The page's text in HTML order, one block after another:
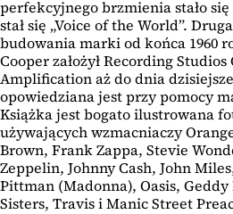
perfekcyjnego brzmienia stało
stał się „Voice of the World”.
budowania marki od końca 1960
Cooper założył Recording
Amplification aż do dnia
opowiedziana jest przy pomocy
Książka jest bogato ilustrowana
używających wzmacniaczy
Brown, Frank Zappa, Stevie
Zeppelin, Johnny Cash, John
Pittman (Madonna), Oasis,
Sisters, Travis i Manic Street